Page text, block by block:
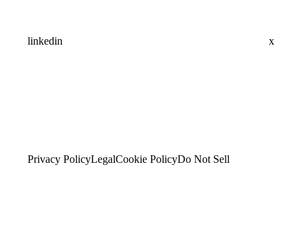
linkedin x
Privacy PolicyLegalCookie PolicyDo Not Sell